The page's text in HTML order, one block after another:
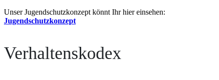
Unser Jugendschutzkonzept könnt Ihr hier einsehen:
Jugendschutzkonzept
Verhaltenskodex